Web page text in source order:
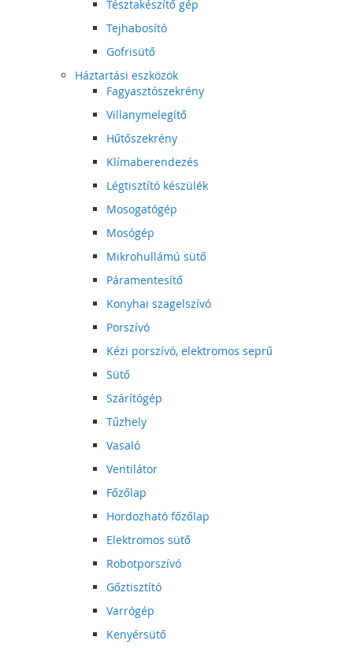
Tésztakészítő gép
Tejhabosító
Gofrisütő
Háztartási eszközök
Fagyasztószekrény
Villanymelegítő
Hűtőszekrény
Klímaberendezés
Légtisztító készülék
Mosogatógép
Mosógép
Mikrohullámú sütő
Páramentesítő
Konyhai szagelszívó
Porszívó
Kézi porszívó, elektromos seprű
Sütő
Szárítógép
Tűzhely
Vasaló
Ventilátor
Főzőlap
Hordozható főzőlap
Elektromos sütő
Robotporszívó
Gőztisztító
Varrógép
Kenyérsütő